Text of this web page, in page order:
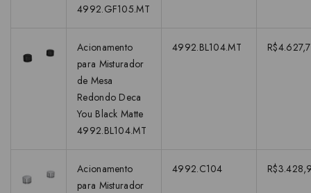
4992.GF105.MT
Acionamento
para Misturador
de Mesa
Redondo Deca
You Black Matte
4992.BL104.MT
4992.BL104.MT
Acionamento
para Misturador
4992.C104